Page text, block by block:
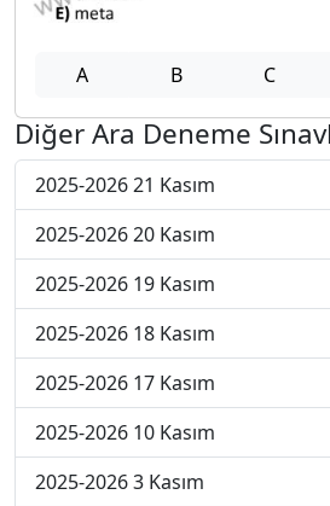
A B C
Diğer Ara Deneme
2025-2026 21 Kasım
2025-2026 20 Kasım
2025-2026 19 Kasım
2025-2026 18 Kasım
2025-2026 17 Kasım
2025-2026 10 Kasım
2025-2026 3 Kasım